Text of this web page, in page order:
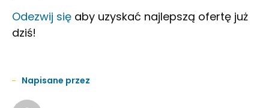
Odezwij się aby uzyskać najlepszą ofertę już
dziś!
Napisane przez